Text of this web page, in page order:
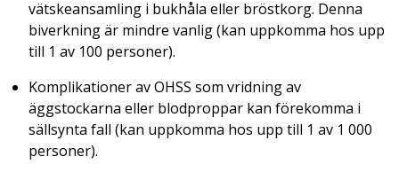
vätskeansamling i bukhåla eller bröstkorg. Denna
biverkning är mindre vanlig (kan uppkomma hos upp
till 1 av 100 personer).
Komplikationer av OHSS som vridning av
äggstockarna eller blodproppar kan förekomma i
sällsynta fall (kan uppkomma hos upp till 1 av 1 000
personer).